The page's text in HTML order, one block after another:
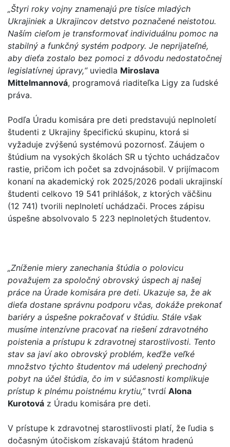
„Štyri roky vojny znamenajú pre tisíce mladých
Ukrajiniek a Ukrajincov detstvo poznačené neistotou.
Naším cieľom je transformovať individuálnu pomoc na
stabilný a funkčný systém podpory. Je neprijateľné,
aby dieťa zostalo bez pomoci z dôvodu nedostatočnej
legislatívnej úpravy,“uviedla Miroslava
Mittelmannová, programová riaditeľka Ligy za ľudské
práva.
Podľa Úradu komisára pre deti predstavujú neplnoletí
študenti z Ukrajiny špecifickú skupinu, ktorá si
vyžaduje zvýšenú systémovú pozornosť. Záujem o
štúdium na vysokých školách SR u týchto uchádzačov
rastie, pričom ich počet sa zdvojnásobil. V prijímacom
konaní na akademický rok 2025/2026 podali ukrajinskí
študenti celkovo 19 541 prihlášok, z ktorých väčšinu
(12 741) tvorili neplnoletí uchádzači. Proces zápisu
úspešne absolvovalo 5 223 neplnoletých študentov.
„Zníženie miery zanechania štúdia o polovicu
považujem za spoločný obrovský úspech aj našej
práce na Úrade komisára pre deti. Ukazuje sa, že ak
dieťa dostane správnu podporu včas, dokáže prekonať
bariéry a úspešne pokračovať v štúdiu. Stále však
musíme intenzívne pracovať na riešení zdravotného
poistenia a prístupu k zdravotnej starostlivosti. Tento
stav sa javí ako obrovský problém, keďže veľké
množstvo týchto študentov má udelený prechodný
pobyt na účel štúdia, čo im v súčasnosti komplikuje
prístup k plnému poistnému krytiu,” tvrdí Alona
Kurotová z Úradu komisára pre deti.
V prístupe k zdravotnej starostlivosti platí, že ľudia s
dočasným útočiskom získavajú štátom hradenú